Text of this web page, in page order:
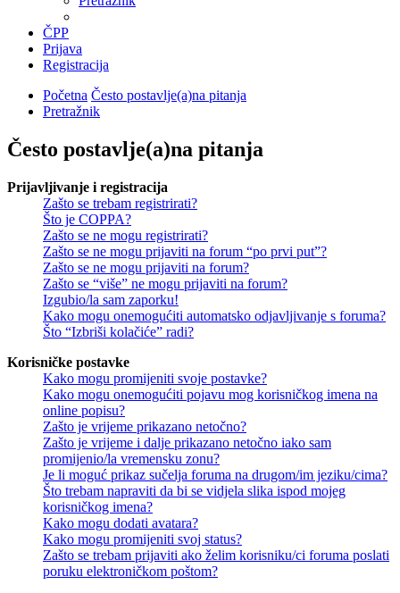
ČPP
Prijava
Registracija
Početna Često postavlje(a)na pitanja
Pretražnik
Često postavlje(a)na pitanja
Prijavljivanje i registracija
Zašto se trebam registrirati?
Što je COPPA?
Zašto se ne mogu registrirati?
Zašto se ne mogu prijaviti na forum “po prvi put”?
Zašto se ne mogu prijaviti na forum?
Zašto se “više” ne mogu prijaviti na forum?
Izgubio/la sam zaporku!
Kako mogu onemogućiti automatsko odjavljivanje s foruma?
Što “Izbriši kolačiće” radi?
Korisničke postavke
Kako mogu promijeniti svoje postavke?
Kako mogu onemogućiti pojavu mog korisničkog imena na
online popisu?
Zašto je vrijeme prikazano netočno?
Zašto je vrijeme i dalje prikazano netočno iako sam
promijenio/la vremensku zonu?
Je li moguć prikaz sučelja foruma na drugom/im jeziku/cima?
Što trebam napraviti da bi se vidjela slika ispod mojeg
korisničkog imena?
Kako mogu dodati avatara?
Kako mogu promijeniti svoj status?
Zašto se trebam prijaviti ako želim korisniku/ci foruma poslati
poruku elektroničkom poštom?